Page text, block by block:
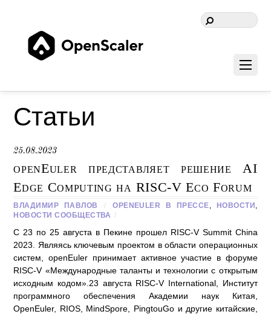
Статьи
25.08.2023
openEuler представляет решение AI
Edge Computing на RISC-V Eco Forum
ВЛАДИМИР ПАВЛОВ / OPENEULER В ПРЕССЕ, НОВОСТИ ,
НОВОСТИ СООБЩЕСТВА /
С 23 по 25 августа в Пекине прошел RISC-V Summit China
2023. Являясь ключевым проектом в области операционных
систем, openEuler принимает активное участие в форуме
RISC-V «Международные таланты и технологии с открытым
исходным кодом».23 августа RISC-V International, Институт
программного обеспечения Академии наук Китая,
OpenEuler, RIOS, MindSpore, PingtouGo и другие китайские,